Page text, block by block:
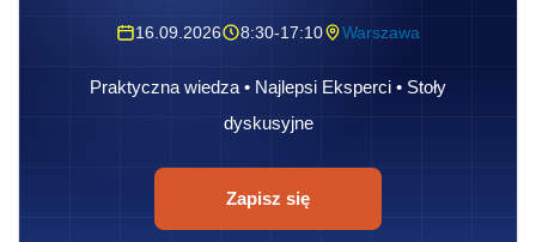
16.09.2026 8:30-17:10 Warszawa
Praktyczna wiedza • Najlepsi Eksperci • Stoły
dyskusyjne
Zapisz się